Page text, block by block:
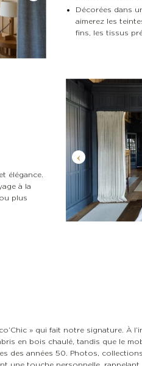
Décorées dans
aimerez les
fins, les tissus
élégance.
à la
plus
» qui fait notre signature. À
en bois chaulé, tandis que le
des années 50. Photos,